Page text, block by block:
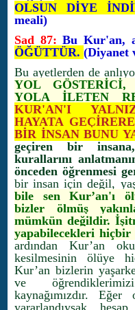
OLSUN DİYE
meali)
Sad 87: Bu Kur'an,
ÖĞÜTTÜR. (Diyanet
Bu ayetlerden de
YOL
YOLA İLETEN
KUR'AN'I
HAYATA
BİR İNSAN BUNU
geçiren bir
kurallarını
önceden öğrenmesi
bir insan için değil,
bile sen Kur’an'ı
bizler ölmüş
mümkün değildir.
yapabilecekleri hiçbir
ardından Kur’an
kesilmesinin ölüye
Kur’an bizlerin
ve
kaynağımızdır.
yararlandıysak,